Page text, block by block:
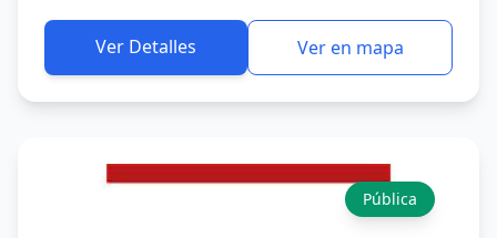
Ver Detalles Ver en mapa
Pública